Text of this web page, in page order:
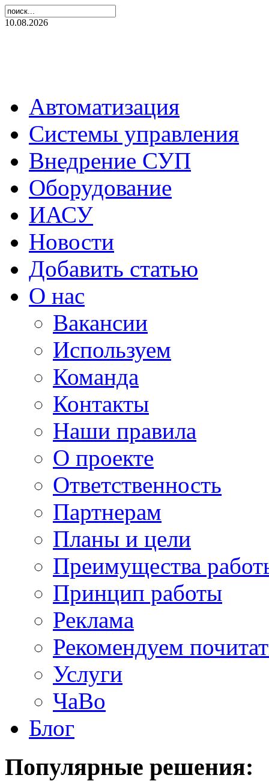
10.08.2026
Автоматизация
Системы управления
Внедрение СУП
Оборудование
ИАСУ
Новости
Добавить статью
О нас
Вакансии
Используем
Команда
Контакты
Наши правила
О проекте
Ответственность
Партнерам
Планы и цели
Преимущества
Принцип работы
Реклама
Рекомендуем
Услуги
ЧаВо
Блог
Популярные решения: